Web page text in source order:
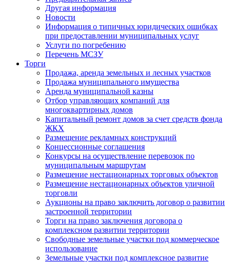
Другая информация
Новости
Информация о типичных юридических ошибках
при предоставлении муниципальных услуг
Услуги по погребению
Перечень МСЗУ
Торги
Продажа, аренда земельных и лесных участков
Продажа муниципального имущества
Аренда муниципальной казны
Отбор управляющих компаний для
многоквартирных домов
Капитальный ремонт домов за счет средств фонда
ЖКХ
Размещение рекламных конструкций
Концессионные соглашения
Конкурсы на осуществление перевозок по
муниципальным маршрутам
Размещение нестационарных торговых объектов
Размещение нестационарных объектов уличной
торговли
Аукционы на право заключить договор о развитии
застроенной территории
Торги на право заключения договора о
комплексном развитии территории
Свободные земельные участки под коммерческое
использование
Земельные участки под комплексное развитие